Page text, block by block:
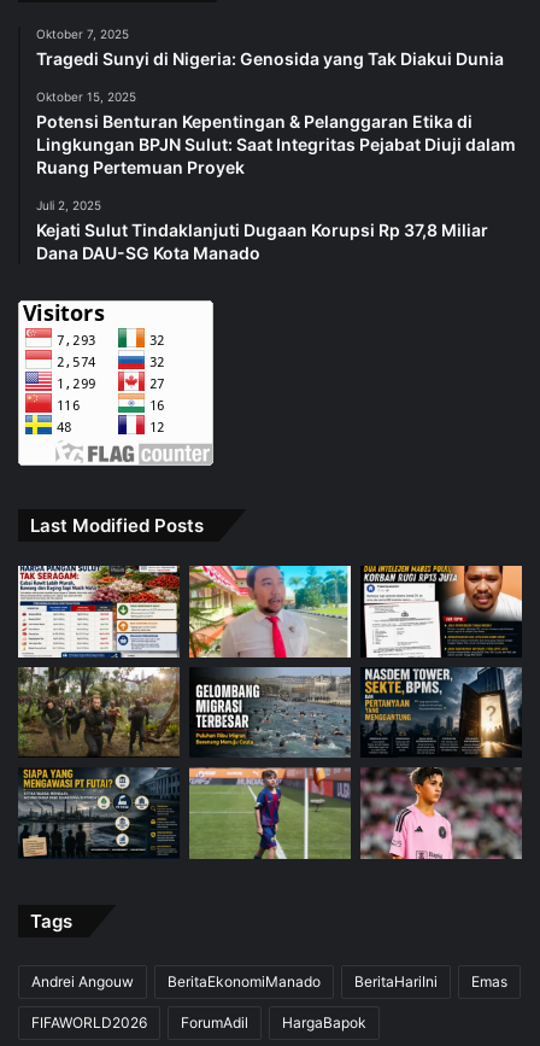
Oktober 7, 2025
Tragedi Sunyi di Nigeria: Genosida yang Tak Diakui Dunia
Oktober 15, 2025
Potensi Benturan Kepentingan & Pelanggaran Etika di
Lingkungan BPJN Sulut: Saat Integritas Pejabat Diuji dalam
Ruang Pertemuan Proyek
Juli 2, 2025
Kejati Sulut Tindaklanjuti Dugaan Korupsi Rp 37,8 Miliar
Dana DAU-SG Kota Manado
Last Modified Posts
Tags
Andrei Angouw BeritaEkonomiManado BeritaHariIni Emas
FIFAWORLD2026 ForumAdil HargaBapok